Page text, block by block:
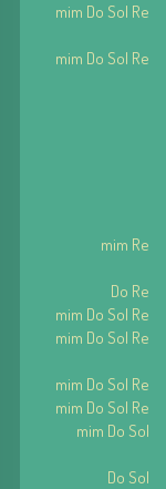
mim Do Sol Re
mim Do Sol Re
mim Re
Do Re
mim Do Sol Re
mim Do Sol Re
mim Do Sol Re
mim Do Sol Re
mim Do Sol
Do Sol